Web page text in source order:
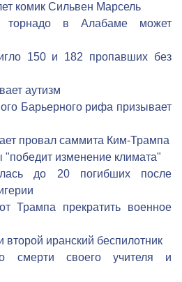
комик Сильвен Марсель
торнадо в Алабаме может
150 и 182 пропавших без
аутизм
Барьерного рифа призывает
провал саммита Ким-Трампа
"победит изменение климата"
до 20 погибших после
Трампа прекратить военное
иранский беспилотник
смерти своего учителя и